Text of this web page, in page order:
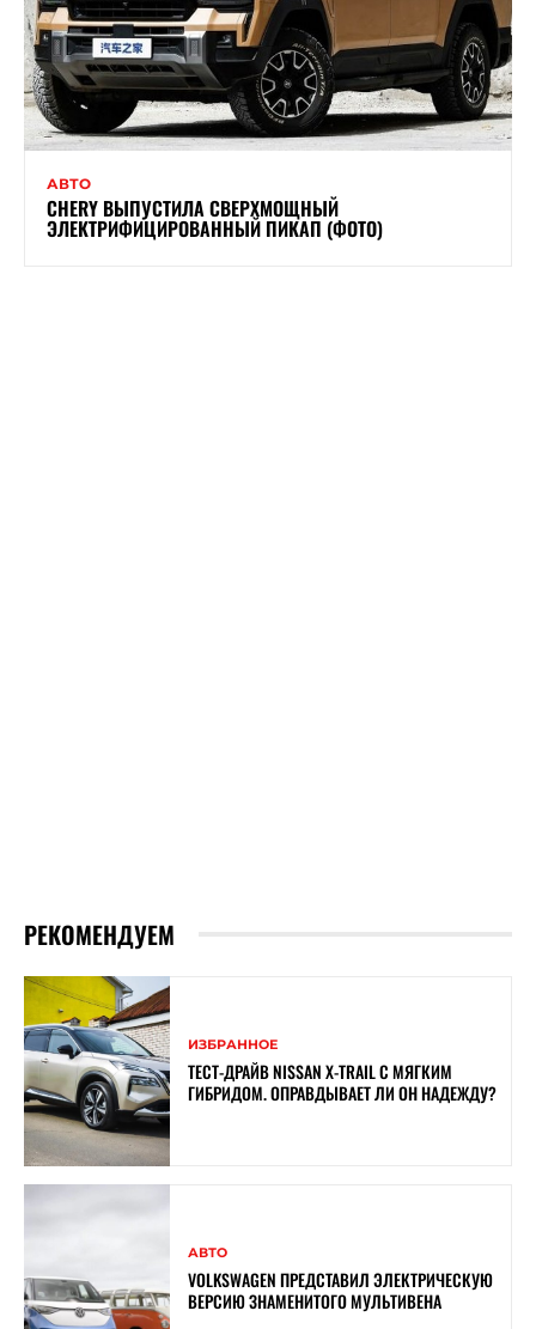
АВТО
CHERY ВЫПУСТИЛА СВЕРХМОЩНЫЙ
ЭЛЕКТРИФИЦИРОВАННЫЙ ПИКАП (ФОТО)
РЕКОМЕНДУЕМ
ИЗБРАННОЕ
ТЕСТ-ДРАЙВ NISSAN X-TRAIL С МЯГКИМ
ГИБРИДОМ. ОПРАВДЫВАЕТ ЛИ ОН НАДЕЖДУ?
АВТО
VOLKSWAGEN ПРЕДСТАВИЛ ЭЛЕКТРИЧЕСКУЮ
ВЕРСИЮ ЗНАМЕНИТОГО МУЛЬТИВЕНА